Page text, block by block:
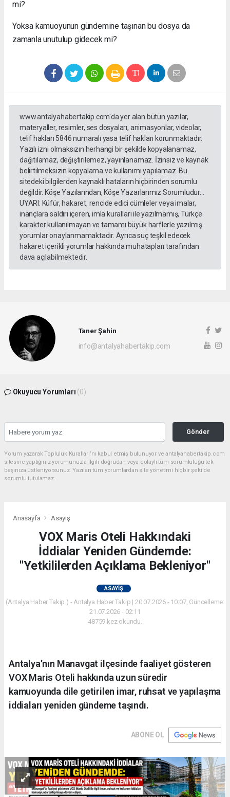
mi?
Yoksa kamuoyunun gündemine taşınan bu dosya da
zamanla unutulup gidecek mi?
www.antalyahabertakip.com'da yer alan bütün yazılar,
materyaller, resimler, ses dosyaları, animasyonlar, videolar,
telif hakları 5846 numaralı yasa telif hakları korunmaktadır.
Yazılı izni olmaksızın herhangi bir şekilde kopyalanamaz,
dağıtılamaz, değiştirilemez, yayınlanamaz. İzinsiz ve kaynak
belirtilmeksizin kopyalama ve kullanımı yapılamaz. Bu
sitedeki bilgilerden kaynaklı hataların hiçbirinden sorumlu
değildir. Köşe Yazılarından, Köşe Yazarlarımız Sorumludur...
UYARI: Küfür, hakaret, rencide edici cümleler veya imalar,
inançlara saldırı içeren, imla kuralları ile yazılmamış, Türkçe
karakter kullanılmayan ve tamamı büyük harflerle yazılmış
yorumlar onaylanmamaktadır. Ayrıca suç teşkil edecek
hakaret içerikli yorumlar hakkında muhatapları tarafından
dava açılabilmektedir.
Taner Şahin
info@antalyahabertakip.com
Okuyucu Yorumları (0)
Gönder
Yorum yazarak Topluluk Kuralları’nı kabul etmiş bulunuyor ve antalyahabertakip.com
sitesine yaptığınız yorumunuzla ilgili doğrudan veya dolaylı tüm sorumluluğu tek
başınıza üstleniyorsunuz. Yazılan tüm yorumlardan site yönetimi hiçbir şekilde
sorumlu tutulamaz.
Anasayfa Asayiş
VOX Maris Oteli Hakkındaki
İddialar Yeniden Gündemde:
"Yetkililerden Açıklama Bekleniyor"
ASAYIŞ
(Antalya Haber Takip ) - Antalya Haber Takip | 20.07.2026 - 10:07, Güncelleme:
21.07.2026 - 02:11
48759 kez okundu.
Antalya'nın Manavgat ilçesinde faaliyet gösteren
VOX Maris Oteli hakkında uzun süredir
kamuoyunda dile getirilen imar, ruhsat ve yapılaşma
iddiaları yeniden gündeme taşındı.
ABONE OL